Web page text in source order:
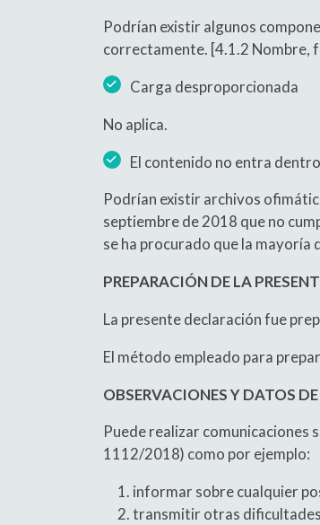
Podrían existir algunos
correctamente. [4.1.2 Nombre,
Carga desproporcionada
No aplica.
El contenido no entra
Podrían existir archivos
septiembre de 2018 que no
se ha procurado que la mayoría
PREPARACIÓN DE LA
La presente declaración fue
El método empleado para
OBSERVACIONES Y DATOS
Puede realizar comunicaciones
1112/2018) como por ejemplo:
informar sobre cualquier
transmitir otras